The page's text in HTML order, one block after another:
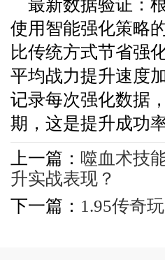
最新数据验证：
使用智能强化策略
比传统方式节省强
平均战力提升速度
记录每次强化数据
期，这是提升成功
上一篇： 噬血术技
升实战表现？
下一篇： 1.95传奇